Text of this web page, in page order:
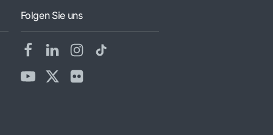
Folgen Sie uns